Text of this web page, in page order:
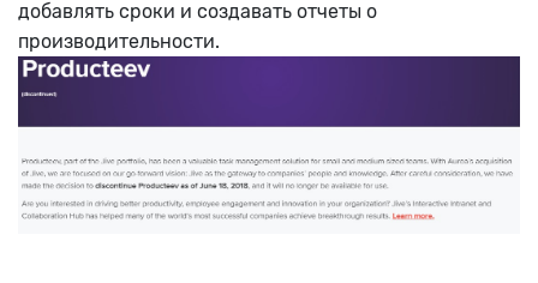
добавлять сроки и создавать отчеты о
производительности.